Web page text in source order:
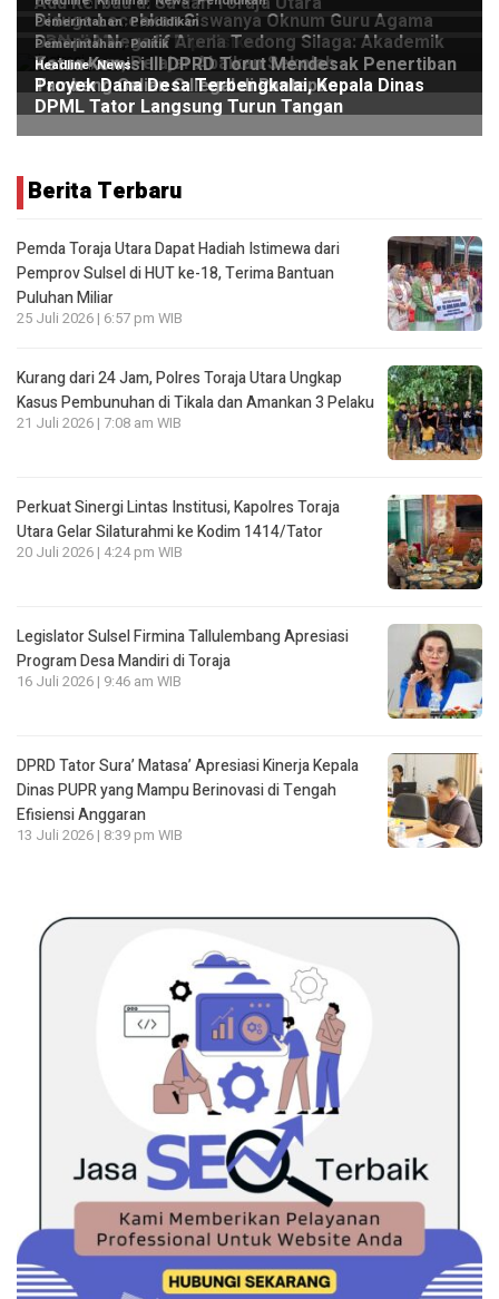
Berita Terbaru
Pemda Toraja Utara Dapat Hadiah Istimewa dari
Pemprov Sulsel di HUT ke-18, Terima Bantuan
Puluhan Miliar
25 Juli 2026 | 6:57 pm WIB
Kurang dari 24 Jam, Polres Toraja Utara Ungkap
Kasus Pembunuhan di Tikala dan Amankan 3 Pelaku
21 Juli 2026 | 7:08 am WIB
Perkuat Sinergi Lintas Institusi, Kapolres Toraja
Utara Gelar Silaturahmi ke Kodim 1414/Tator
20 Juli 2026 | 4:24 pm WIB
Legislator Sulsel Firmina Tallulembang Apresiasi
Program Desa Mandiri di Toraja
16 Juli 2026 | 9:46 am WIB
DPRD Tator Sura’ Matasa’ Apresiasi Kinerja Kepala
Dinas PUPR yang Mampu Berinovasi di Tengah
Efisiensi Anggaran
13 Juli 2026 | 8:39 pm WIB